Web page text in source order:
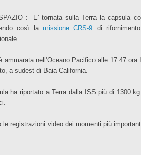
:- E' tornata sulla Terra la capsula
così la missione CRS-9 di
ammarata nell'Oceano Pacifico alle 17:47
a sudest di Baia California.
ha riportato a Terra dalla ISS più di 1300
le registrazioni video dei momenti più